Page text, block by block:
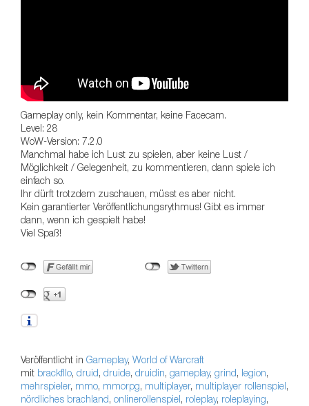
Gameplay only, kein Kommentar, keine Facecam.
Level: 28
WoW-Version: 7.2.0
Manchmal habe ich Lust zu spielen, aber keine Lust /
Möglichkeit / Gelegenheit, zu kommentieren, dann spiele ich
einfach so.
Ihr dürft trotzdem zuschauen, müsst es aber nicht.
Kein garantierter Veröffentlichungsrythmus! Gibt es immer
dann, wenn ich gespielt habe!
Viel Spaß!
Veröffentlicht in Gameplay, World of Warcraft
mit brackfllo, druid, druide, druidin, gameplay, grind, legion,
mehrspieler, mmo, mmorpg, multiplayer, multiplayer rollenspiel ,
nördliches brachland, onlinerollenspiel , roleplay, roleplaying,